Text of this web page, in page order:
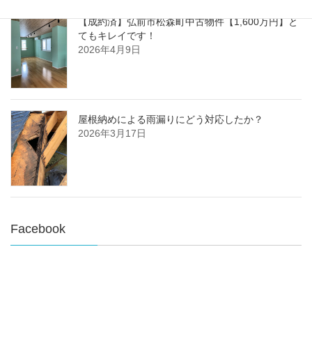
【成約済】弘前市松森町中古物件【1,600万円】と
てもキレイです！
2026年4月9日
屋根納めによる雨漏りにどう対応したか？
2026年3月17日
Facebook